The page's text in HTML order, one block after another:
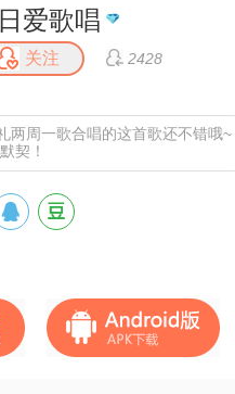
爱歌唱
关注 2428
两周一歌合唱的这首歌还不错哦~
契！